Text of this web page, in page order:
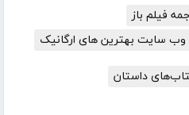
فیلم باز
وب سایت بهترین های ارگانیک
داستان